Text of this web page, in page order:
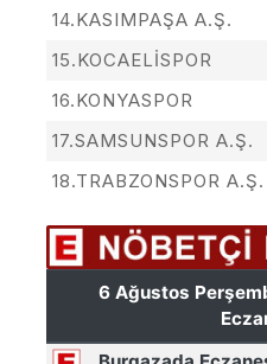
14.KASIMPAŞA A.Ş.
15.KOCAELİSPOR
16.KONYASPOR
17.SAMSUNSPOR A.Ş.
18.TRABZONSPOR A.Ş.